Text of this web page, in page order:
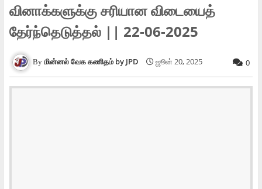
வினாக்களுக்கு சரியான விடையைத்
தேர்ந்தெடுத்தல் || 22-06-2025
மின்னல் வேக கணிதம் by JPD ஜூன் 20, 2025 0